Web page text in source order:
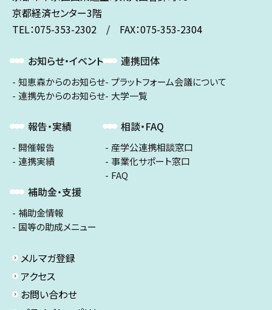
京都経済センター3階
TEL：075-353-2302 / FAX：075-353-2304
お知らせ・イベント
知恵森からのお知らせ
連携先からのお知らせ
報告・実績
開催報告
連携実績
補助金・支援
補助金情報
国等の助成メニュー
連携団体
プラットフォーム会議について
大学一覧
相談・FAQ
産学公連携相談窓口
事業化サポート窓口
FAQ
メルマガ登録
アクセス
お問い合わせ